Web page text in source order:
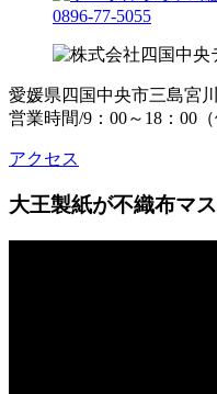
愛媛県四国中央市三島宮
営業時間/9：00～18：00
アクセス
大王製紙が不織布マ